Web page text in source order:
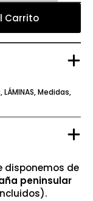
Carrito
,LÁMINAS,Medidas,
disponemos de
peninsular